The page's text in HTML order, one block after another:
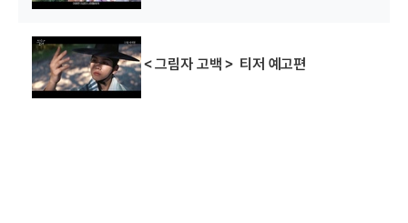
＜그림자 고백＞ 티저 예고편